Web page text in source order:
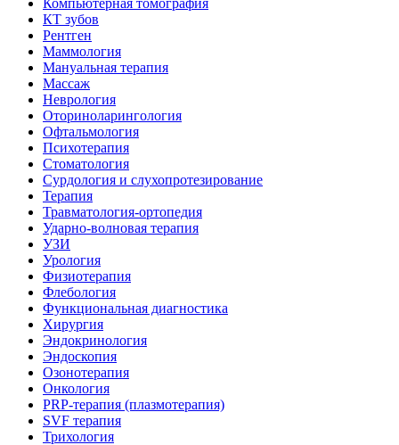
Компьютерная томография
КТ зубов
Рентген
Маммология
Мануальная терапия
Массаж
Неврология
Оториноларингология
Офтальмология
Психотерапия
Стоматология
Сурдология и слухопротезирование
Терапия
Травматология-ортопедия
Ударно-волновая терапия
УЗИ
Урология
Физиотерапия
Флебология
Функциональная диагностика
Хирургия
Эндокринология
Эндоскопия
Озонотерапия
Онкология
PRP-терапия (плазмотерапия)
SVF терапия
Трихология